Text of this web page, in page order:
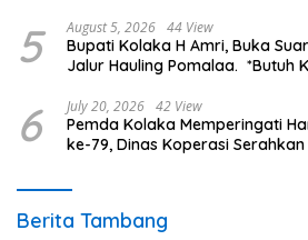
5 August 5, 2026 44 View
Bupati Kolaka H Amri, Buka
Jalur Hauling Pomalaa. *Butuh Komunikasi dan
6 July 20, 2026 42 View
Pemda Kolaka Memperingati
ke-79, Dinas Koperasi Serahkan
Berita Tambang